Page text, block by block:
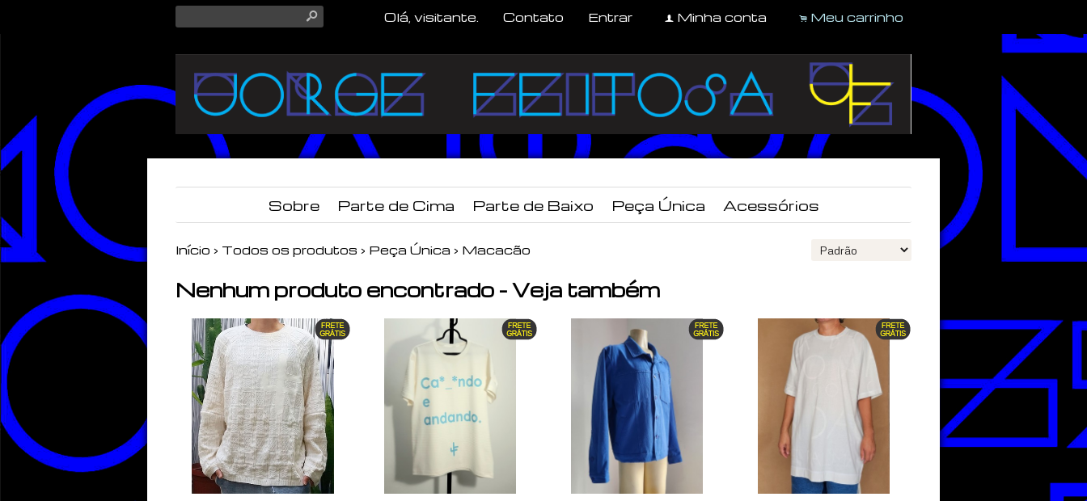
s Olá, visitante. Contato Entrar f Minha conta . Meu carrinho
Sobre Parte de Cima Parte de Baixo Peça Única Acessórios
Início › Todos os produtos › Peça Única › Macacão
Nenhum produto encontrado - Veja também